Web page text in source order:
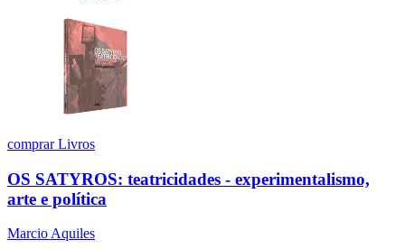
comprarLivros
OS SATYROS: teatricidades - experimentalismo,
arte e política
Marcio Aquiles